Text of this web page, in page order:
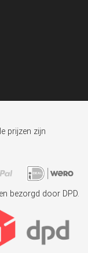
prijzen zijn
bezorgd door DPD.